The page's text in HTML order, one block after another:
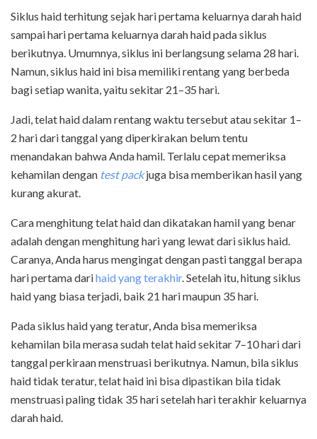
Siklus haid terhitung sejak hari pertama keluarnya darah haid
sampai hari pertama keluarnya darah haid pada siklus
berikutnya. Umumnya, siklus ini berlangsung selama 28 hari.
Namun, siklus haid ini bisa memiliki rentang yang berbeda
bagi setiap wanita, yaitu sekitar 21–35 hari.
Jadi, telat haid dalam rentang waktu tersebut atau sekitar 1–
2 hari dari tanggal yang diperkirakan belum tentu
menandakan bahwa Anda hamil. Terlalu cepat memeriksa
kehamilan dengan test packjuga bisa memberikan hasil yang
kurang akurat.
Cara menghitung telat haid dan dikatakan hamil yang benar
adalah dengan menghitung hari yang lewat dari siklus haid.
Caranya, Anda harus mengingat dengan pasti tanggal berapa
hari pertama darihaid yang terakhir. Setelah itu, hitung siklus
haid yang biasa terjadi, baik 21 hari maupun 35 hari.
Pada siklus haid yang teratur, Anda bisa memeriksa
kehamilan bila merasa sudah telat haid sekitar 7–10 hari dari
tanggal perkiraan menstruasi berikutnya. Namun, bila siklus
haid tidak teratur, telat haid ini bisa dipastikan bila tidak
menstruasi paling tidak 35 hari setelah hari terakhir keluarnya
darah haid.